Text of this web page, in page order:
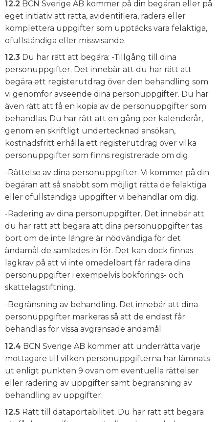
12.2 BCN Sverige AB kommer på din begäran eller på
eget initiativ att rätta, avidentifiera, radera eller
komplettera uppgifter som upptäcks vara felaktiga,
ofullständiga eller missvisande.
12.3 Du har rätt att begära: -Tillgång till dina
personuppgifter. Det innebär att du har rätt att
begära ett registerutdrag över den behandling som
vi genomför avseende dina personuppgifter. Du har
även rätt att få en kopia av de personuppgifter som
behandlas. Du har rätt att en gång per kalenderår,
genom en skriftligt undertecknad ansökan,
kostnadsfritt erhålla ett registerutdrag över vilka
personuppgifter som finns registrerade om dig.
-Rättelse av dina personuppgifter. Vi kommer på din
begäran att så snabbt som möjligt rätta de felaktiga
eller ofullständiga uppgifter vi behandlar om dig.
-Radering av dina personuppgifter. Det innebär att
du har rätt att begära att dina personuppgifter tas
bort om de inte längre är nödvändiga för det
ändamål de samlades in för. Det kan dock finnas
lagkrav på att vi inte omedelbart får radera dina
personuppgifter i exempelvis bokförings- och
skattelagstiftning.
-Begränsning av behandling. Det innebär att dina
personuppgifter markeras så att de endast får
behandlas för vissa avgränsade ändamål.
12.4 BCN Sverige AB kommer att underrätta varje
mottagare till vilken personuppgifterna har lämnats
ut enligt punkten 9 ovan om eventuella rättelser
eller radering av uppgifter samt begränsning av
behandling av uppgifter.
12.5 Rätt till dataportabilitet. Du har rätt att begära